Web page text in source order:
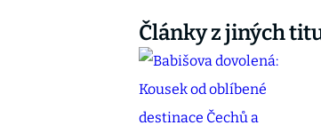
Články z jiných